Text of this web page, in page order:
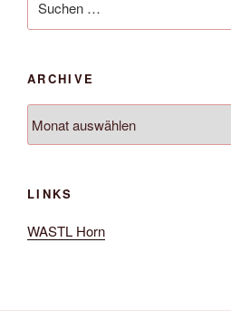
nach:
ARCHIVE
LINKS
WASTL Horn